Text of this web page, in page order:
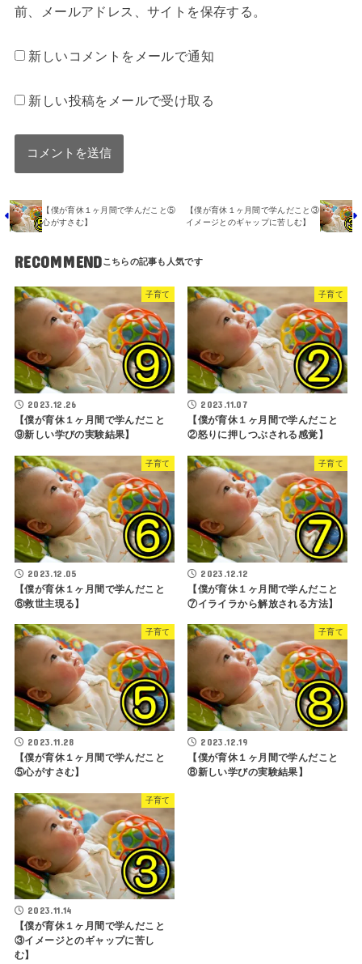
前、メールアドレス、サイトを保存する。
新しいコメントをメールで通知
新しい投稿をメールで受け取る
【僕が育休１ヶ月間で学んだこと⑤
心がすさむ】
【僕が育休１ヶ月間で学んだこと③
イメージとのギャップに苦しむ】
RECOMMEND
子育て
2023.12.26
【僕が育休１ヶ月間で学んだこと
⑨新しい学びの実験結果】
子育て
2023.11.07
【僕が育休１ヶ月間で学んだこと
②怒りに押しつぶされる感覚】
子育て
2023.12.05
【僕が育休１ヶ月間で学んだこと
⑥救世主現る】
子育て
2023.12.12
【僕が育休１ヶ月間で学んだこと
⑦イライラから解放される方法】
子育て
2023.11.28
【僕が育休１ヶ月間で学んだこと
⑤心がすさむ】
子育て
2023.12.19
【僕が育休１ヶ月間で学んだこと
⑧新しい学びの実験結果】
子育て
2023.11.14
【僕が育休１ヶ月間で学んだこと
③イメージとのギャップに苦し
む】